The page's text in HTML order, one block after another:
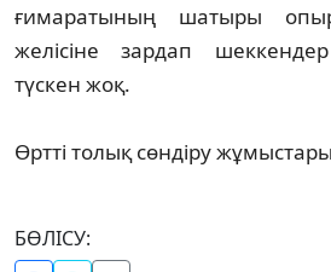
ғимаратының шатыры
желісіне зардап
түскен жоқ.
Өртті толық сөндіру
БӨЛІСУ: